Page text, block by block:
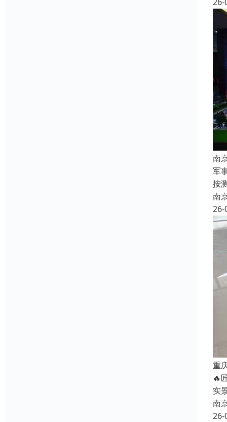
南
军
按
南
26-
重
🔥
实
南
26-